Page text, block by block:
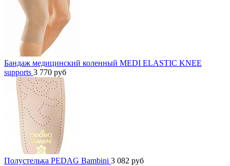
Бандаж медицинский коленный MEDI ELASTIC KNEE
supports 3 770 руб
Полустелька PEDAG Bambini 3 082 руб